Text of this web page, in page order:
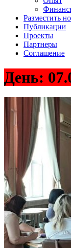
Разместить
Публикации
Проекты
Партнеры
Соглашение
День: